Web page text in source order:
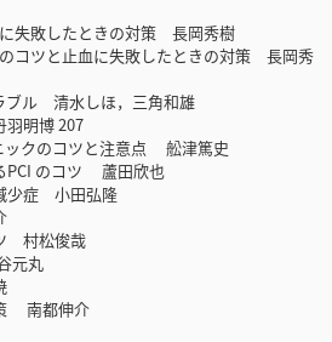
失敗したときの対策 長岡秀樹
コツと止血に失敗したときの対策 長岡秀
ブル 清水しほ，三角和雄
明博 207
ックのコツと注意点 舩津篤史
PCI のコツ 蘆田欣也
少症 小田弘隆
村松俊哉
元丸
南都伸介